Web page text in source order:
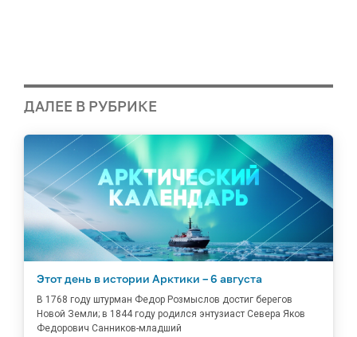
ДАЛЕЕ В РУБРИКЕ
Этот день в истории Арктики – 6 августа
В 1768 году штурман Федор Розмыслов достиг берегов
Новой Земли; в 1844 году родился энтузиаст Севера Яков
Федорович Санников-младший